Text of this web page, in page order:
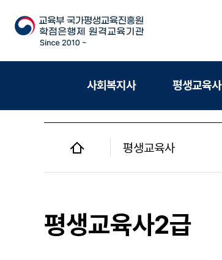
사회복지사 평생교육사
평생교육사
건강가정사
평생교육사2급